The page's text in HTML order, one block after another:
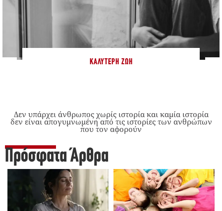
ΚΑΛΎΤΕΡΗ ΖΩΉ
Δεν υπάρχει άνθρωπος χωρίς ιστορία και καμία ιστορία
δεν είναι απογυμνωμένη από τις ιστορίες των ανθρώπων
που τον αφορούν
Πρόσφατα Άρθρα